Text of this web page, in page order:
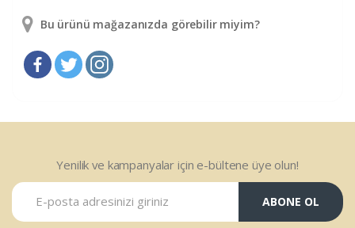
Bu ürünü mağazanızda görebilir miyim?
Yenilik ve kampanyalar için e-bültene üye olun!
ABONE OL